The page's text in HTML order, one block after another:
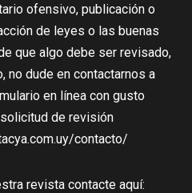
ofensivo, publicación o
de leyes o las buenas
que algo debe ser revisado,
no dude en contactarnos a
en línea con gusto
de revisión
contacto/
revista contacte aquí: